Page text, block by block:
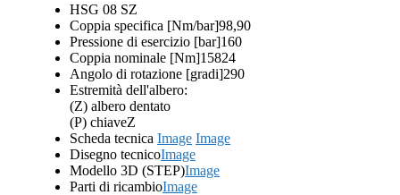
HSG 08 SZ
Coppia specifica [Nm/bar]98,90
Pressione di esercizio [bar]160
Coppia nominale [Nm]15824
Angolo di rotazione [gradi]290
Estremità dell'albero:
(Z) albero dentato
(P) chiaveZ
Scheda tecnica Image Image
Disegno tecnicoImage
Modello 3D (STEP)Image
Parti di ricambioImage